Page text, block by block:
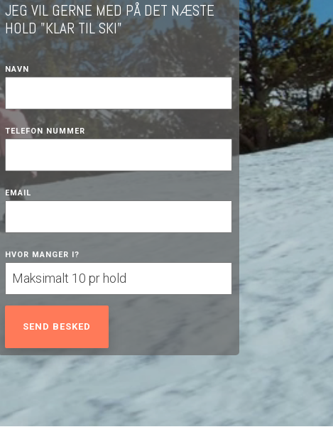
JEG VIL GERNE MED PÅ DET NÆSTE
HOLD "KLAR TIL SKI"
NAVN
TELEFON NUMMER
EMAIL
HVOR MANGER I?